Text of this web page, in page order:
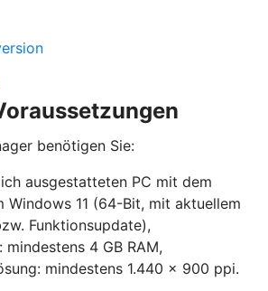
benötigen Sie:
ausgestatteten PC mit dem
Windows 11 (64-Bit, mit aktuellem
Funktionsupdate),
mindestens 4 GB RAM,
mindestens 1.440 x 900 ppi.